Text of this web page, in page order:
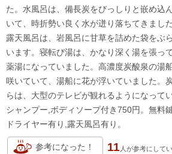
た。水風呂は、備長炭をびっしりと嵌め込
いて、時折勢い良く水が迸り落ちてきました
露天風呂は、岩風呂に甘草を詰めた袋をぶ
います。寝転び湯は、かなり深く湯を張っ
薬湯になっていました。高濃度炭酸泉の湯
咲いていて、湯船に花が浮いていました。
らは、大型のテレビが観れるようになってい
シャンプー,ボディソープ付き750円。無料
ドライヤー有り,露天風呂有り。
参考になった！ 11 人が参考にして